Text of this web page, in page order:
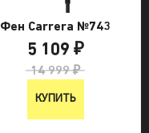
Фен Carrera №743
5 109 ₽
14 999 ₽
КУПИТЬ